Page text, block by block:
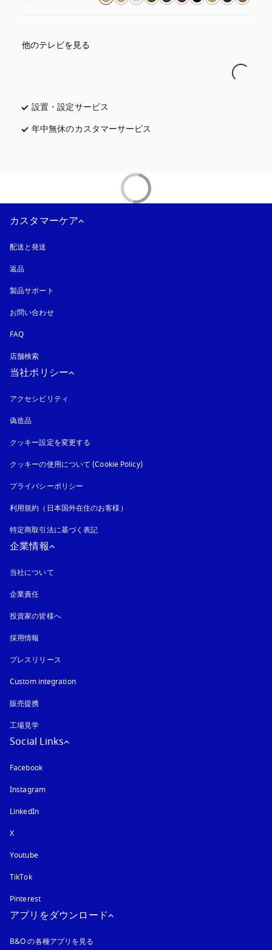
他のテレビを見る
設置・設定サービス
年中無休のカスタマーサービス
カスタマーケア
配送と発送
返品
製品サポート
お問い合わせ
FAQ
店舗検索
当社ポリシー
アクセシビリティ
偽造品
クッキー設定を変更する
クッキーの使用について (Cookie Policy)新しいタブに表示されます
プライバシーポリシー
利用規約（日本国外在住のお客様）
特定商取引法に基づく表記
企業情報
当社について
企業責任
投資家の皆様へ
採用情報
プレスリリース
Custom integration
販売提携
工場見学
Social Links
Facebook
Instagram新しいタブに表示されます
LinkedIn
X
Youtube新しいタブに表示されます
TikTok
Pinterest
アプリをダウンロード
B&O の各種アプリを見る